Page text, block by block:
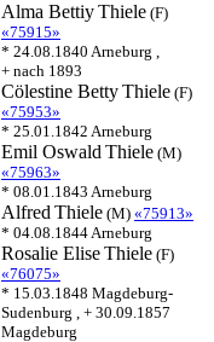
Alma BettiyThiele (F)
«75915»
* 24.08.1840 Arneburg ,
+ nach 1893
Cölestine BettyThiele (F)
«75953»
* 25.01.1842 Arneburg
Emil Oswald Thiele (M)
«75963»
* 08.01.1843 Arneburg
Alfred Thiele (M) «75913»
* 04.08.1844 Arneburg
Rosalie EliseThiele (F)
«76075»
* 15.03.1848 Magdeburg-
Sudenburg , + 30.09.1857
Magdeburg